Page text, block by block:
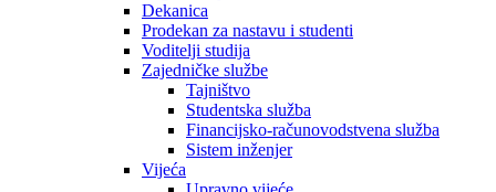
Dekanica
Prodekan za nastavu i studenti
Voditelji studija
Zajedničke službe
Tajništvo
Studentska služba
Financijsko-računovodstvena služba
Sistem inženjer
Vijeća